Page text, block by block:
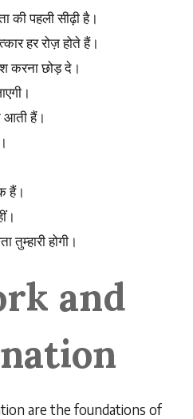
कीपहलीसीढ़ीहै।
हररोज़होतेहैं।
करनाछोड़दे।
आतीहैं।
हैं।
तुम्हारीहोगी।
and
are the foundations of